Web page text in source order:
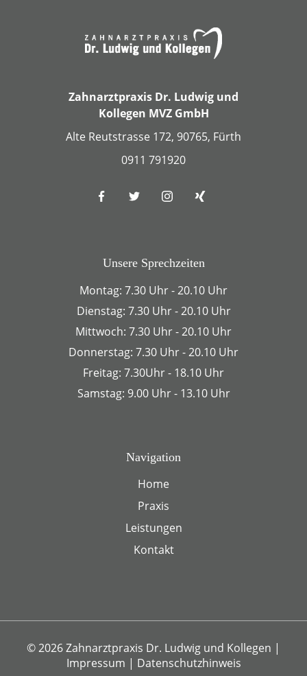
Zahnarztpraxis Dr. Ludwig und
Kollegen MVZ GmbH
Alte Reutstrasse 172, 90765, Fürth
0911 791920
Unsere Sprechzeiten
Montag: 7.30 Uhr - 20.10 Uhr
Dienstag: 7.30 Uhr - 20.10 Uhr
Mittwoch: 7.30 Uhr - 20.10 Uhr
Donnerstag: 7.30 Uhr - 20.10 Uhr
Freitag: 7.30Uhr - 18.10 Uhr
Samstag: 9.00 Uhr - 13.10 Uhr
Navigation
Home
Praxis
Leistungen
Kontakt
© 2026 Zahnarztpraxis Dr. Ludwig und Kollegen |
Impressum | Datenschutzhinweis